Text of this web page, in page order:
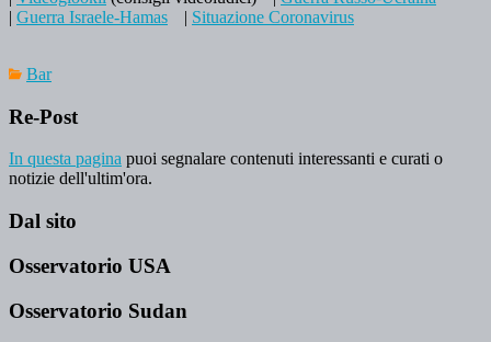
| Guerra Israele-Hamas | Situazione Coronavirus
Bar
Re-Post
In questa pagina puoi segnalare contenuti interessanti e curati o
notizie dell'ultim'ora.
Dal sito
Osservatorio USA
Osservatorio Sudan